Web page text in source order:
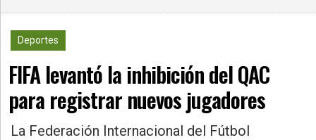
»
Policiales
»
Política
Deportes
FIFA levantó la inhibición del QAC
para registrar nuevos jugadores
La Federación Internacional del Fútbol